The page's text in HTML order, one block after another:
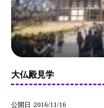
大仏殿見学
公開日 2016/11/16